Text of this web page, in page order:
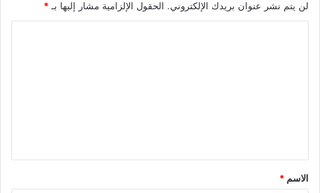
لن يتم نشر عنوان بريدك الإلكتروني. الحقول الإلزامية مشار إليها بـ*
ق
*
الاسم *